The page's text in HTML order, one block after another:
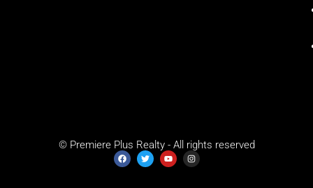
© Premiere Plus Realty - All rights reserved